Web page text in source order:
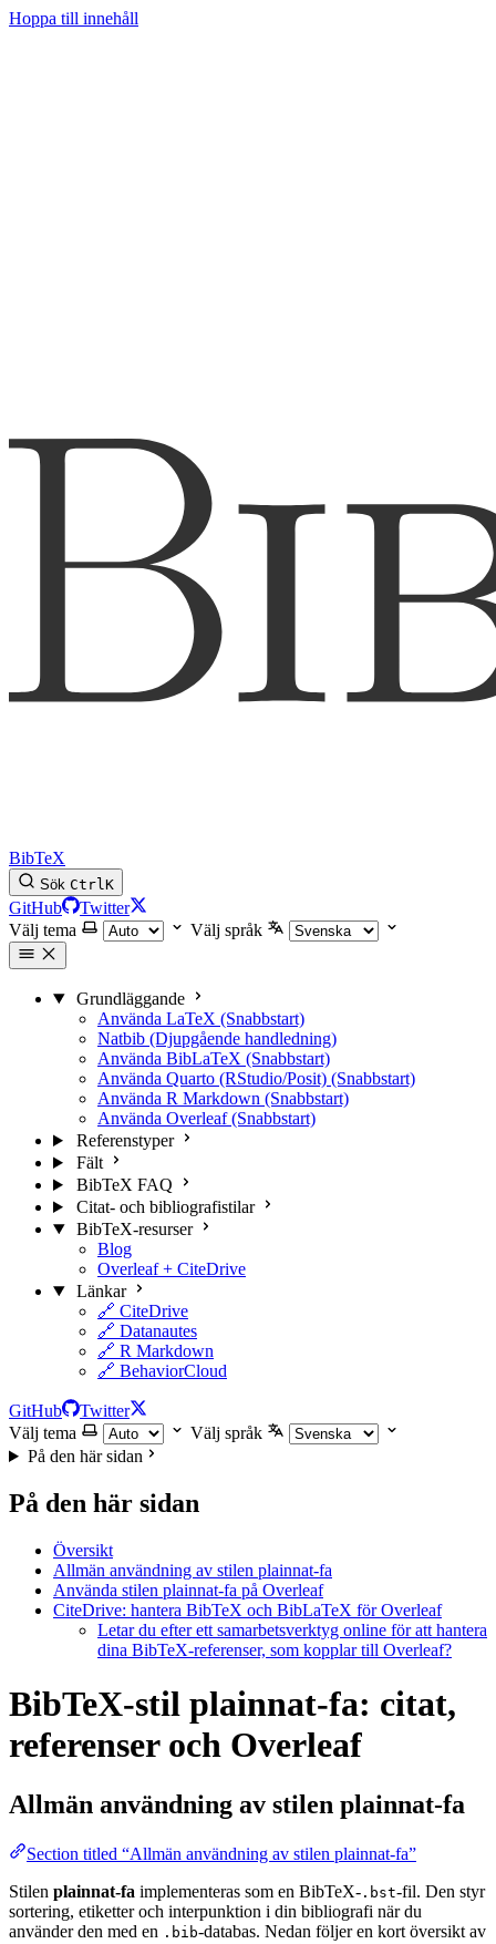
Hoppa till innehåll
BibTeX
Sök CtrlK
GitHub
Twitter
Välj tema
Välj språk
Grundläggande
Använda LaTeX (Snabbstart)
Natbib (Djupgående handledning)
Använda BibLaTeX (Snabbstart)
Använda Quarto (RStudio/Posit) (Snabbstart)
Använda R Markdown (Snabbstart)
Använda Overleaf (Snabbstart)
Referenstyper
Fält
BibTeX FAQ
Citat- och bibliografistilar
BibTeX-resurser
Blog
Overleaf + CiteDrive
Länkar
🔗 CiteDrive
🔗 Datanautes
🔗 R Markdown
🔗 BehaviorCloud
GitHub
Twitter
Välj tema
Välj språk
På den här sidan
På den här sidan
Översikt
Allmän användning av stilen plainnat-fa
Använda stilen plainnat-fa på Overleaf
CiteDrive: hantera BibTeX och BibLaTeX för Overleaf
Letar du efter ett samarbetsverktyg online för att hantera
dina BibTeX-referenser, som kopplar till Overleaf?
BibTeX-stil plainnat-fa: citat,
referenser och Overleaf
Allmän användning av stilen plainnat-fa
Section titled “Allmän användning av stilen plainnat-fa”
Stilen plainnat-fa implementeras som en BibTeX- .bst-fil. Den styr
sortering, etiketter och interpunktion i din bibliografi när du
använder den med en .bib-databas. Nedan följer en kort översikt av